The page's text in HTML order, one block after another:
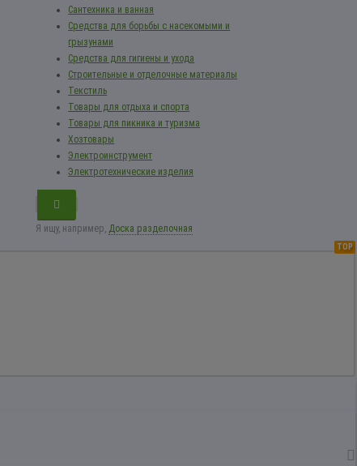
Сантехника и ванная
Средства для борьбы с насекомыми и
грызунами
Средства для гигиены и ухода
Строительные и отделочные материалы
Текстиль
Товары для отдыха и спорта
Товары для пикника и туризма
Хозтовары
Электроинструмент
Электротехнические изделия
Я ищу, например, Доска разделочная
TOP